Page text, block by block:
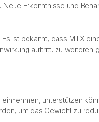
Erkenntnisse und
ist bekannt, dass MTX
auftritt, zu weiteren
unterstützen
um das Gewicht zu